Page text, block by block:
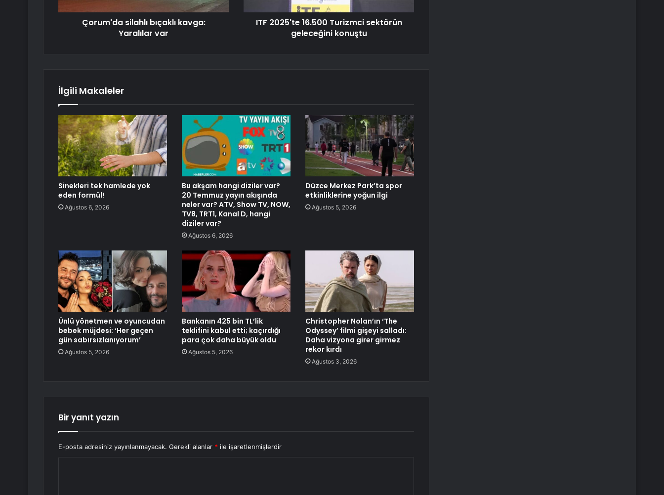
Çorum'da silahlı bıçaklı kavga:
Yaralılar var
ITF 2025'te 16.500 Turizmci sektörün
geleceğini konuştu
İlgili Makaleler
Sinekleri tek hamlede yok
eden formül!
Ağustos 6, 2026
Bu akşam hangi diziler var?
20 Temmuz yayın akışında
neler var? ATV, Show TV, NOW,
TV8, TRT1, Kanal D, hangi
diziler var?
Ağustos 6, 2026
Düzce Merkez Park’ta spor
etkinliklerine yoğun ilgi
Ağustos 5, 2026
Ünlü yönetmen ve oyuncudan
bebek müjdesi: ‘Her geçen
gün sabırsızlanıyorum’
Ağustos 5, 2026
Bankanın 425 bin TL’lik
teklifini kabul etti; kaçırdığı
para çok daha büyük oldu
Ağustos 5, 2026
Christopher Nolan’ın ‘The
Odyssey’ filmi gişeyi salladı:
Daha vizyona girer girmez
rekor kırdı
Ağustos 3, 2026
Bir yanıt yazın
E-posta adresiniz yayınlanmayacak. Gerekli alanlar * ile işaretlenmişlerdir